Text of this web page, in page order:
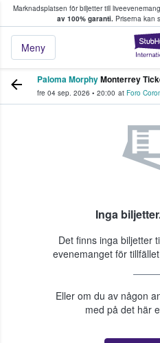
Marknadsplatsen för biljetter till
av 100% garanti. Priserna kan
Meny
köper och säljer
Paloma MorphyMonterrey
fre 04 sep. 2026 • 20:00 at Foro
Inga
Det finns inga biljetter
evenemanget för
Eller om du av någon
med på det här